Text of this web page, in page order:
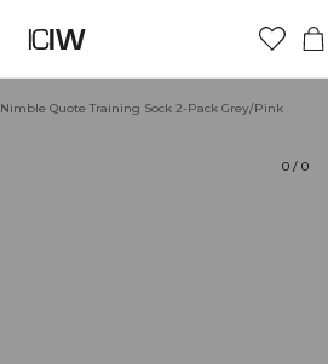
Nimble Quote Training Sock 2-Pack Grey/Pink
0 / 0